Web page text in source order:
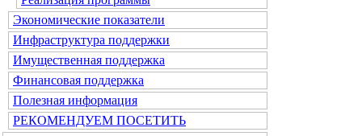
Экономические показатели
Инфраструктура поддержки
Имущественная поддержка
Финансовая поддержка
Полезная информация
РЕКОМЕНДУЕМ ПОСЕТИТЬ